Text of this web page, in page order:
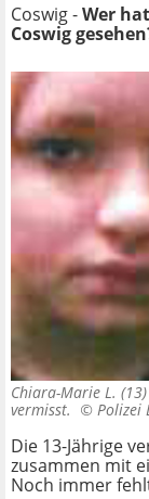
Coswig -Wer
Coswig
Chiara-Marie L.
vermisst. © Polizei
Die 13-Jährige
zusammen mit
Noch immer